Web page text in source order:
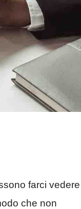
farci vedere
che non